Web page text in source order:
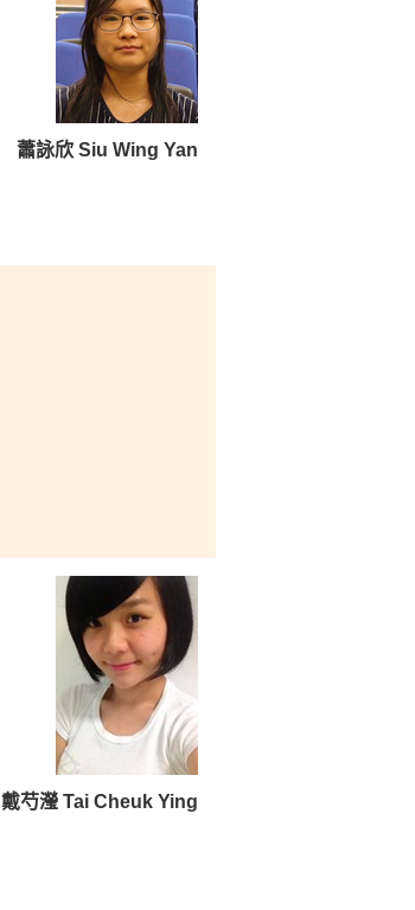
蕭詠欣 Siu Wing Yan
戴芍瀅 Tai Cheuk Ying